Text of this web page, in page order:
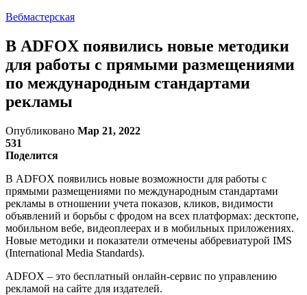
Вебмастерская
В ADFOX появились новые методики
для работы с прямыми размещениями
по международным стандартами
рекламы
Опубликовано Мар 21, 2022
531
Поделится
В ADFOX появились новые возможности для работы с
прямыми размещениями по международным стандартами
рекламы в отношении учета показов, кликов, видимости
объявлений и борьбы с фродом на всех платформах: десктопе,
мобильном вебе, видеоплеерах и в мобильных приложениях.
Новые методики и показатели отмечены аббревиатурой IMS
(International Media Standards).
ADFOX – это бесплатный онлайн-сервис по управлению
рекламой на сайте для издателей.